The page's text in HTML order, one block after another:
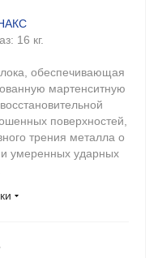
16 кг.
обеспечивающая
мартенситную
поверхностей,
трения металла о
и умеренных ударных